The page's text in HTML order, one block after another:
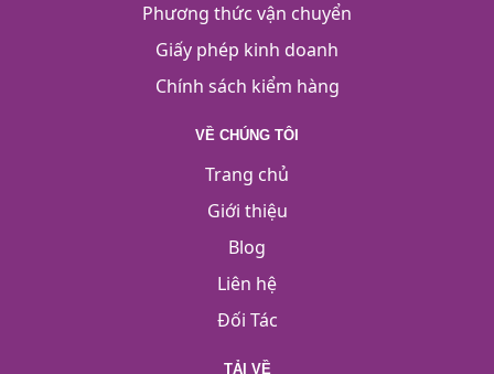
Phương thức vận chuyển
Giấy phép kinh doanh
Chính sách kiểm hàng
VỀ CHÚNG TÔI
Trang chủ
Giới thiệu
Blog
Liên hệ
Đối Tác
TẢI VỀ